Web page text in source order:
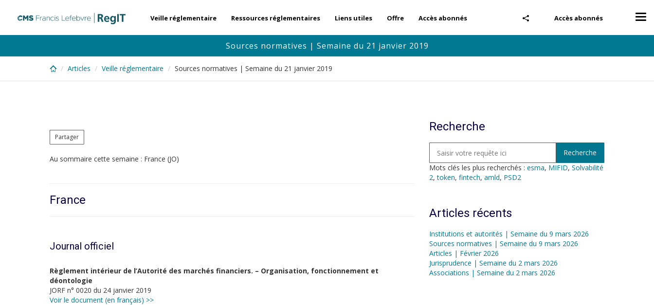
content
Accès abonnés
Veille réglementaire Ressources réglementaires Liens utiles Offre Accès abonnés
Sources normatives | Semaine du 21 janvier 2019
Articles Veille réglementaire Sources normatives | Semaine du 21 janvier 2019
Partager
Au sommaire cette semaine : France (JO)
France
Journal officiel
Règlement intérieur de l’Autorité des marchés financiers. – Organisation, fonctionnement et
déontologie
JORF n° 0020 du 24 janvier 2019
Voir le document (en français) >>
Recherche
Mots clés les plus recherchés : esma, MIFID, Solvabilité
2,token, fintech, amld, PSD2
Articles récents
Institutions et autorités | Semaine du 9 mars 2026
Sources normatives | Semaine du 9 mars 2026
Articles | Février 2026
Jurisprudence | Semaine du 2 mars 2026
Associations | Semaine du 2 mars 2026